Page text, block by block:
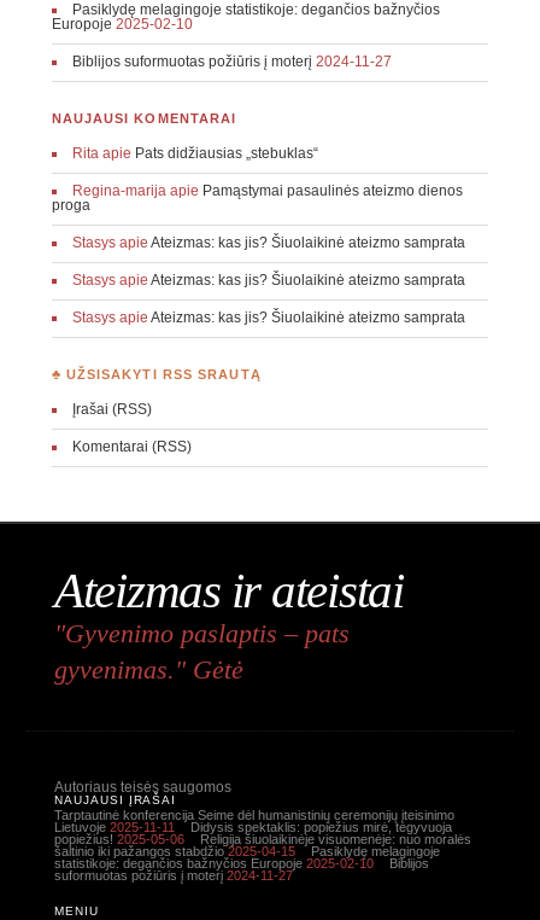
Pasiklydę melagingoje statistikoje: degančios bažnyčios
Europoje 2025-02-10
Biblijos suformuotas požiūris į moterį 2024-11-27
NAUJAUSI KOMENTARAI
Ritaapie Pats didžiausias „stebuklas“
Regina-marijaapie Pamąstymai pasaulinės ateizmo dienos
proga
Stasysapie Ateizmas: kas jis? Šiuolaikinė ateizmo samprata
Stasysapie Ateizmas: kas jis? Šiuolaikinė ateizmo samprata
Stasysapie Ateizmas: kas jis? Šiuolaikinė ateizmo samprata
♣ UŽSISAKYTI RSS SRAUTĄ
Įrašai (RSS)
Komentarai (RSS)
Ateizmas ir ateistai
"Gyvenimo paslaptis – pats
gyvenimas." Gėtė
Autoriaus teisės saugomos
NAUJAUSI ĮRAŠAI
Tarptautinė konferencija Seime dėl humanistinių ceremonijų įteisinimo
Lietuvoje 2025-11-11
Didysis spektaklis: popiežius mirė, tegyvuoja
popiežius! 2025-05-06
Religija šiuolaikinėje visuomenėje: nuo moralės
šaltinio iki pažangos stabdžio 2025-04-15
Pasiklydę melagingoje
statistikoje: degančios bažnyčios Europoje 2025-02-10
Biblijos
suformuotas požiūris į moterį 2024-11-27
MENIU